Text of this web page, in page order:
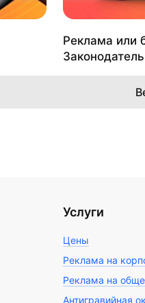
Реклама или
Услуги
Цены
Реклама на
Реклама на
Антигравийная